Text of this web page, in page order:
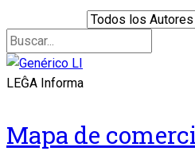
LEĜA Informa
Mapa de